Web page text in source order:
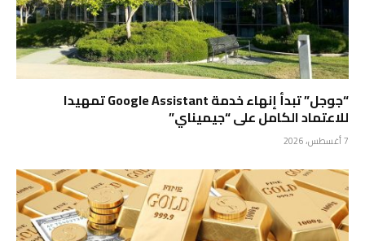
“جوجل” تبدأ إنهاء خدمة Google Assistant تمهيدا
للاعتماد الكامل على “جيميناي”
7 أغسطس، 2026